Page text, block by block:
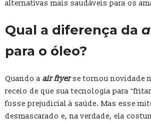
alternativas mais saudáveis para os
Qual a diferença da
para o óleo?
Quando a air fryerse tornou novidade
receio de que sua tecnologia para
fosse prejudicial à saúde. Mas esse
desmascarado e, na verdade, ela